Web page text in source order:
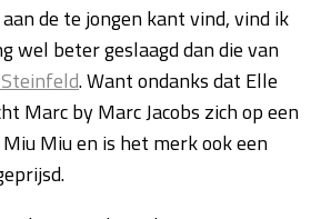
de te jongen kant vind, vind ik
wel beter geslaagd dan die van
. Want ondanks dat Elle
Marc by Marc Jacobs zich op een
Miu en is het merk ook een